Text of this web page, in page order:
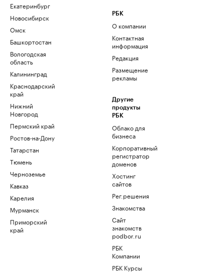
Екатеринбург
Новосибирск
Омск
Башкортостан
Вологодская
область
Калининград
Краснодарский
край
Нижний
Новгород
Пермский край
Ростов-на-Дону
Татарстан
Тюмень
Черноземье
Кавказ
Карелия
Мурманск
Приморский
край
РБК
О компании
Контактная
информация
Редакция
Размещение
рекламы
Другие
продукты
РБК
Облако для
бизнеса
Корпоративный
регистратор
доменов
Хостинг
сайтов
Рег.решения
Знакомства
Сайт
знакомств
podbor.ru
РБК
Компании
РБК Курсы